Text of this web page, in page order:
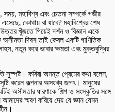
মহাবিশ্ব এবং চেতনা সম্পর্কে গভীর
কোথায় বা যাবে? মহাবিশ্বের শেষ
খুঁজতে গিয়েই দর্শন ও বিজ্ঞান একে
দিবস তাই কেবল একটি গাণিতিক
নতুন করে ভাবার ক্ষমতা এবং মুক্তবুদ্ধির
সুস্পষ্ট। কবিরা অনন্ত প্রেমের কথা বলেন,
করেন কল্পনার অসংখ্য জগৎ। মানুষের
অসীমতার ধারণাকে শিল্প ও সংস্কৃতির সঙ্গে
স্মরণ করিয়ে দেয় যে জ্ঞান যেমন